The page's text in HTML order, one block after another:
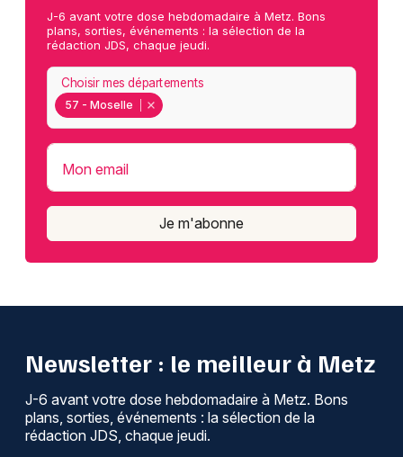
J-6 avant votre dose hebdomadaire à Metz. Bons
plans, sorties, événements : la sélection de la
rédaction JDS, chaque jeudi.
57 - Moselle
Choisir mes départements
Mon email
Je m'abonne
Newsletter : le meilleur à Metz
J-6 avant votre dose hebdomadaire à Metz. Bons
plans, sorties, événements : la sélection de la
rédaction JDS, chaque jeudi.